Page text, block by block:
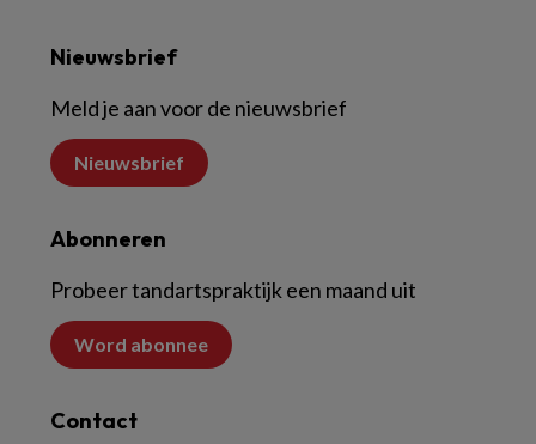
Nieuwsbrief
Meld je aan voor de nieuwsbrief
Nieuwsbrief
Abonneren
Probeer tandartspraktijk een maand uit
Word abonnee
Contact